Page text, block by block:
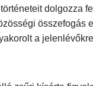
dolgozza
összefogás
a